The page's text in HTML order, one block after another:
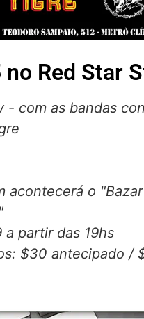
no Red Star
- com as bandas
acontecerá o
a partir das 19hs
$30 antecipado /